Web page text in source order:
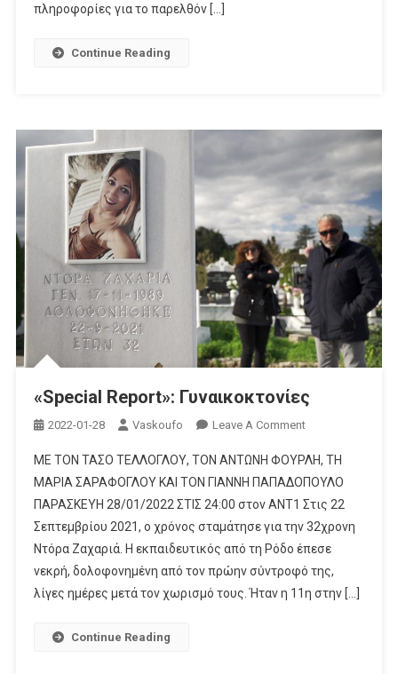
πληροφορίες για το παρελθόν […]
Continue Reading
«Special Report»: Γυναικοκτονίες
2022-01-28 Vaskoufo Leave A CommentOn
Report»:
Γυναικοκτονίες
ΜΕ ΤΟΝ ΤΑΣΟ ΤΕΛΛΟΓΛΟΥ, ΤΟΝ ΑΝΤΩΝΗ ΦΟΥΡΛΗ, ΤΗ
ΜΑΡΙΑ ΣΑΡΑΦΟΓΛΟΥ KAI ΤΟΝ ΓΙΑΝΝΗ ΠΑΠΑΔΟΠΟΥΛΟ
ΠΑΡΑΣΚΕΥΗ 28/01/2022 ΣΤΙΣ 24:00 στον ANT1 Στις 22
Σεπτεμβρίου 2021, ο χρόνος σταμάτησε για την 32χρονη
Ντόρα Ζαχαριά. Η εκπαιδευτικός από τη Ρόδο έπεσε
νεκρή, δολοφονημένη από τον πρώην σύντροφό της,
λίγες ημέρες μετά τον χωρισμό τους. Ήταν η 11η στην […]
Continue Reading